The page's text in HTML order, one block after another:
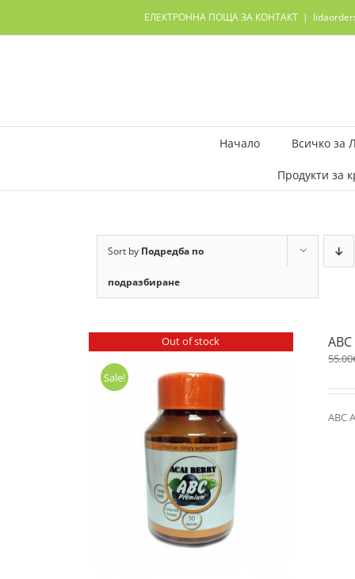
content
ЕЛЕКТРОННА ПОЩА ЗА КОНТАКТ |
Начало Всичко за
Продукти за
Sort by Подредба по
подразбиране
Out of stock
Sale!
55.00
ABC